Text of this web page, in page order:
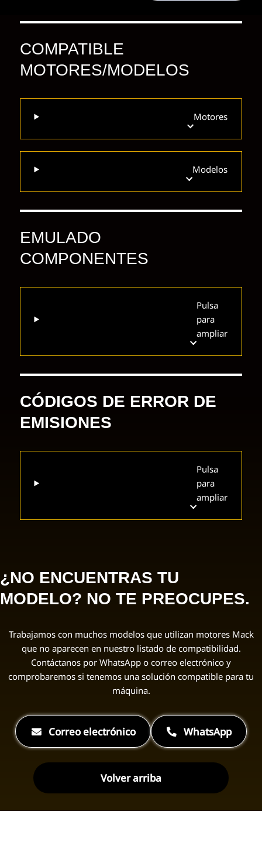
COMPATIBLE
MOTORES/MODELOS
Motores
Modelos
EMULADO
COMPONENTES
Pulsa
para
ampliar
CÓDIGOS DE ERROR DE
EMISIONES
Pulsa
para
ampliar
¿NO ENCUENTRAS TU
MODELO? NO TE PREOCUPES.
Trabajamos con muchos modelos que utilizan motores Mack
que no aparecen en nuestro listado de compatibilidad.
Contáctanos por WhatsApp o correo electrónico y
comprobaremos si tenemos una solución compatible para tu
máquina.
Correo electrónico WhatsApp
Volver arriba